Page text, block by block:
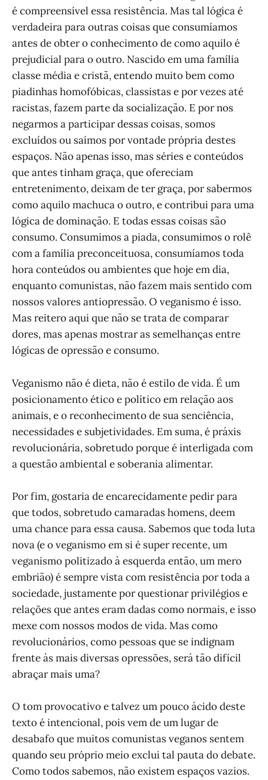
é compreensível essa resistência. Mas tal lógica é
verdadeira para outras coisas que consumíamos
antes de obter o conhecimento de como aquilo é
prejudicial para o outro. Nascido em uma família
classe média e cristã, entendo muito bem como
piadinhas homofóbicas, classistas e por vezes até
racistas, fazem parte da socialização. E por nos
negarmos a participar dessas coisas, somos
excluídos ou saímos por vontade própria destes
espaços. Não apenas isso, mas séries e conteúdos
que antes tinham graça, que ofereciam
entretenimento, deixam de ter graça, por sabermos
como aquilo machuca o outro, e contribui para uma
lógica de dominação. E todas essas coisas são
consumo. Consumimos a piada, consumimos o rolê
com a família preconceituosa, consumíamos toda
hora conteúdos ou ambientes que hoje em dia,
enquanto comunistas, não fazem mais sentido com
nossos valores antiopressão. O veganismo é isso.
Mas reitero aqui que não se trata de comparar
dores, mas apenas mostrar as semelhanças entre
lógicas de opressão e consumo.
Veganismo não é dieta, não é estilo de vida. É um
posicionamento ético e político em relação aos
animais, e o reconhecimento de sua senciência,
necessidades e subjetividades. Em suma, é práxis
revolucionária, sobretudo porque é interligada com
a questão ambiental e soberania alimentar.
Por fim, gostaria de encarecidamente pedir para
que todos, sobretudo camaradas homens, deem
uma chance para essa causa. Sabemos que toda luta
nova (e o veganismo em si é super recente, um
veganismo politizado à esquerda então, um mero
embrião) é sempre vista com resistência por toda a
sociedade, justamente por questionar privilégios e
relações que antes eram dadas como normais, e isso
mexe com nossos modos de vida. Mas como
revolucionários, como pessoas que se indignam
frente às mais diversas opressões, será tão difícil
abraçar mais uma?
O tom provocativo e talvez um pouco ácido deste
texto é intencional, pois vem de um lugar de
desabafo que muitos comunistas veganos sentem
quando seu próprio meio exclui tal pauta do debate.
Como todos sabemos, não existem espaços vazios.